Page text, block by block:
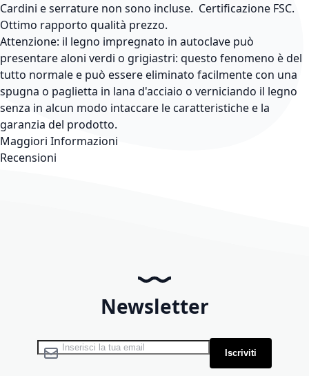
Cardini e serrature non sono incluse. Certificazione FSC.
Ottimo rapporto qualità prezzo.
Attenzione: il legno impregnato in autoclave può
presentare aloni verdi o grigiastri: questo fenomeno è del
tutto normale e può essere eliminato facilmente con una
spugna o paglietta in lana d'acciaio o verniciando il legno
senza in alcun modo intaccare le caratteristiche e la
garanzia del prodotto.
Maggiori Informazioni
Recensioni
Newsletter
Iscriviti alla nostra Newsletter: Iscriviti